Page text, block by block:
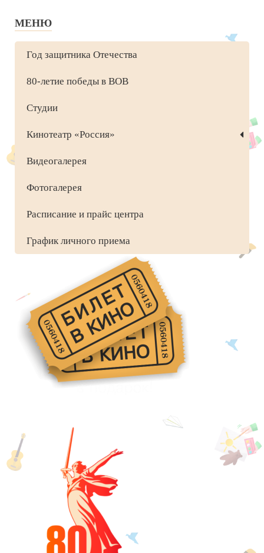
МЕНЮ
Год защитника Отечества
80-летие победы в ВОВ
Студии
Кинотеатр «Россия»
Видеогалерея
Фотогалерея
Расписание и прайс центра
График личного приема